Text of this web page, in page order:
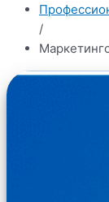
/